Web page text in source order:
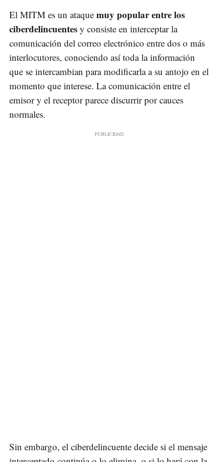
El MITM es un ataque muy popular entre los
ciberdelincuentes y consiste en interceptar la
comunicación del correo electrónico entre dos o más
interlocutores, conociendo así toda la información
que se intercambian para modificarla a su antojo en el
momento que interese. La comunicación entre el
emisor y el receptor parece discurrir por cauces
normales.
Sin embargo, el ciberdelincuente decide si el mensaje